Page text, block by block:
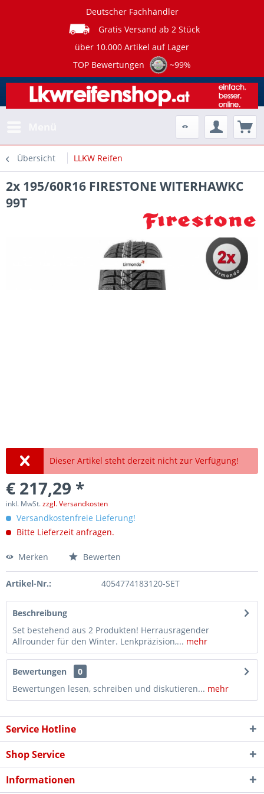
Deutscher Fachhändler
Gratis Versand ab 2 Stück
über 10.000 Artikel auf Lager
TOP Bewertungen
~99%
Übersicht LLKW Reifen
2x 195/60R16 FIRESTONE WITERHAWKC
99T
Dieser Artikel steht derzeit nicht zur Verfügung!
€ 217,29 *
inkl. MwSt.zzgl. Versandkosten
Versandkostenfreie Lieferung!
Bitte Lieferzeit anfragen.
Merken Bewerten
Artikel-Nr.: 4054774183120-SET
Beschreibung
Set bestehend aus 2 Produkten! Herrausragender
Allrounder für den Winter. Lenkpräzision,... mehr
Bewertungen
0
Bewertungen lesen, schreiben und diskutieren... mehr
Service Hotline
Shop Service
Informationen